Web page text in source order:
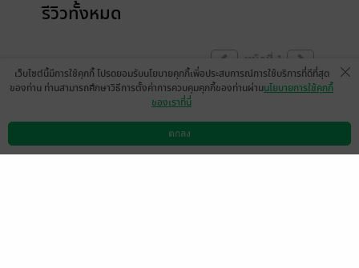
รีวิวทั้งหมด
หน้าที่ 1
ต่อไปนี้ : สั่งสอน—สืบเปรต—ผีเด็กเปรตไล่ฆ่า
ดาวน์โหลดแอป วิธีการใช้งาน ติดต่อเรา
เว็บไซต์นี้มีการใช้คุกกี้ โปรดยอมรับนโยบายคุกกี้เพื่อประสบการณ์การใช้บริการที่ดีที่สุด
ของท่าน ท่านสามารถศึกษาวิธีการตั้งค่าการควบคุมคุกกี้ของท่านผ่านนโยบายการใช้คุกกี้
ของเราที่นี่
ตกลง